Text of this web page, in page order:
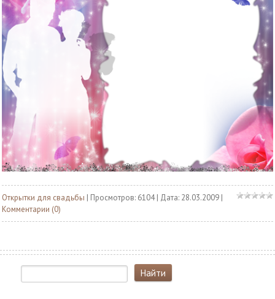
Открытки для свадьбы | Просмотров: 6104 | Дата: 28.03.2009 |
Комментарии (0)